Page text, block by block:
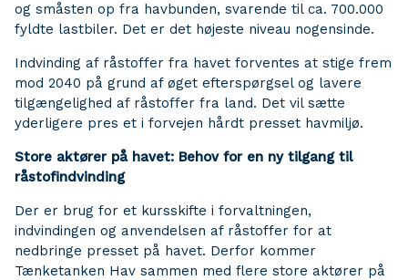
og småsten op fra havbunden, svarende til ca. 700.000
fyldte lastbiler. Det er det højeste niveau nogensinde.
Indvinding af råstoffer fra havet forventes at stige frem
mod 2040 på grund af øget efterspørgsel og lavere
tilgængelighed af råstoffer fra land. Det vil sætte
yderligere pres et i forvejen hårdt presset havmiljø.
Store aktører på havet: Behov for en ny tilgang til
råstofindvinding
Der er brug for et kursskifte i forvaltningen,
indvindingen og anvendelsen af råstoffer for at
nedbringe presset på havet. Derfor kommer
Tænketanken Hav sammen med flere store aktører på